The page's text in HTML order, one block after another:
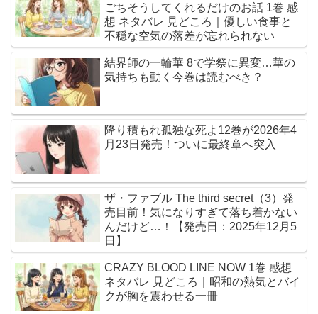
ごちそうしてくれるだけのお話 1巻 感
想 ネタバレ 見どころ｜優しい食事と
不穏な空気の落差が忘れられない
結界師の一輪華 8で学祭に異変…華の
気持ちも動く今巻は読むべき？
降り積もれ孤独な死よ12巻が2026年4
月23日発売！ついに最終章へ突入
ザ・ファブル The third secret（3）発
売目前！気になりすぎて落ち着かない
んだけど…！【発売日：2025年12月5
日】
CRAZY BLOOD LINE NOW 1巻 感想
ネタバレ 見どころ｜昭和の熱気とバイ
クが胸を震わせる一冊